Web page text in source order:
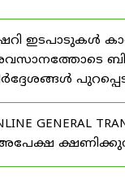
ഇടപാടുകൾ